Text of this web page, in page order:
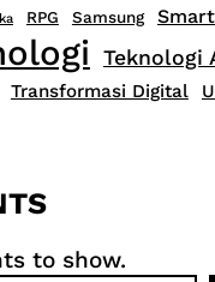
RPG Samsung
Teknologi
Transformasi Digital
to show.